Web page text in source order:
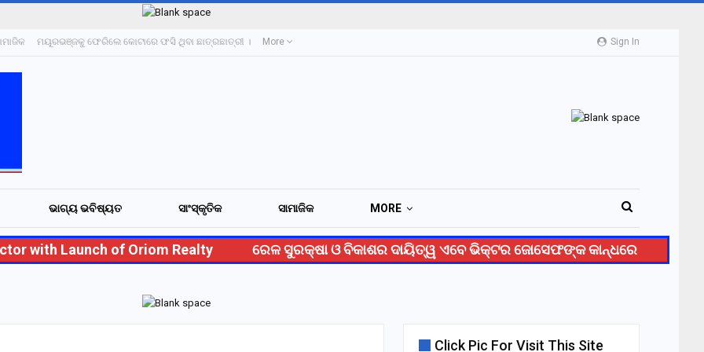
Sign In
ମୟୂରଭଞ୍ଜକୁ ଫେରିଲେ କୋଟାରେ ଫସି ଥିବା ଛାତ୍ରଛାତ୍ରୀ । More
ଭାଗ୍ୟ ଭବିଷ୍ୟତ ସାଂସ୍କୃତିକ ସାମାଜିକ MORE
Launch of Oriom Realty ରେଳ ସୁରକ୍ଷା ଓ ବିକାଶର ଦାୟିତ୍ୱ ଏବେ ଭିକ୍ଟର ଜୋସେଫଙ୍କ କାନ୍ଧରେ
Click Pic For Visit This Site